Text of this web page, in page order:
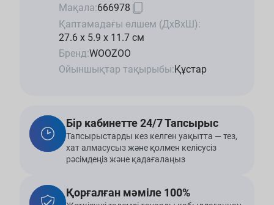
Мақала:666978
Қаптамадағы өлшем (ДхВхШ):
27.6 x 5.9 x 11.7 см
Бренд:WOOZOO
Ойыншықтар тақырыбы:Құстар
Бір кабинетте 24/7 Тапсырыс
Тапсырыстарды кез келген уақытта — тез,
хат алмасусыз және қолмен келісусіз
рәсімдеңіз және қадағалаңыз
Қорғалған мәміле 100%